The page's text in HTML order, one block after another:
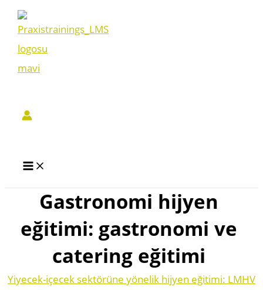
İçeriğe
atla
Gastronomi hijyen
eğitimi: gastronomi ve
catering eğitimi
Yiyecek-içecek sektörüne yönelik hijyen eğitimi: LMHV